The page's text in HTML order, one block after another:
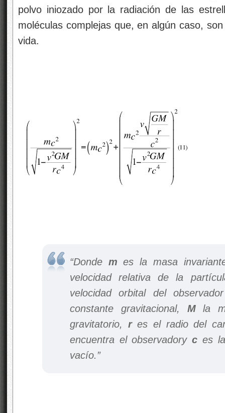
polvo iniozado por la radiación de las
moléculas complejas que, en algún caso,
vida.
“Donde mes la masa
velocidad relativa de la
velocidad orbital del
constante gravitacional, Mla
gravitatorio, res el radio del
encuentra el observadoryc es
vacío.”